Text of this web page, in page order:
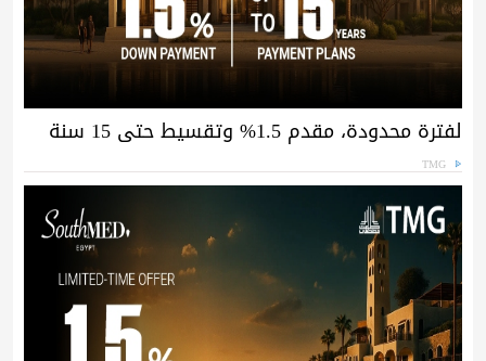
لفترة محدودة، مقدم 1.5% وتقسيط حتى 15 سنة
TMG